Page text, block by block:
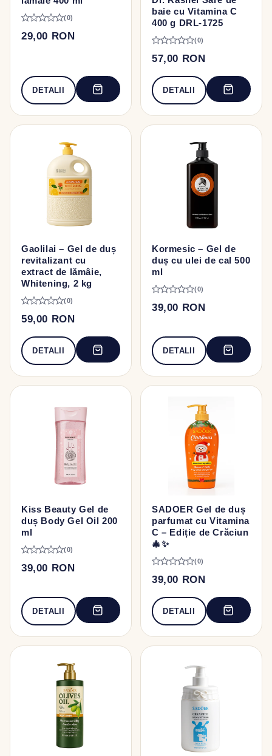
(0)
29,00 RON
DETALII
baie cu Vitamina C
400 g DRL-1725
(0)
57,00 RON
DETALII
Gaolilai – Gel de duș
revitalizant cu
extract de lămâie,
Whitening, 2 kg
(0)
59,00 RON
DETALII
Kormesic – Gel de
duș cu ulei de cal 500
ml
(0)
39,00 RON
DETALII
Kiss Beauty Gel de
duș Body Gel Oil 200
ml
(0)
39,00 RON
DETALII
SADOER Gel de duș
parfumat cu Vitamina
C – Ediție de Crăciun
🎄✨
(0)
39,00 RON
DETALII